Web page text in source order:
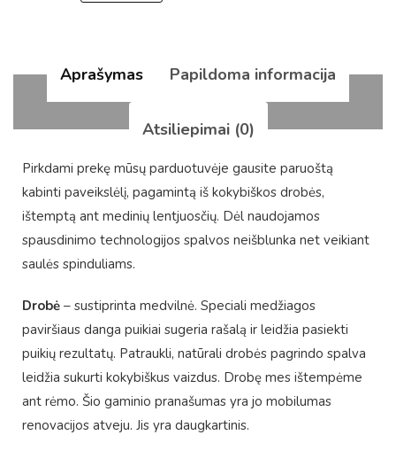
Aprašymas Papildoma informacija
Atsiliepimai (0)
Pirkdami prekę mūsų parduotuvėje gausite paruoštą
kabinti paveikslėlį, pagamintą iš kokybiškos drobės,
ištemptą ant medinių lentjuosčių. Dėl naudojamos
spausdinimo technologijos spalvos neišblunka net veikiant
saulės spinduliams.
Drobė – sustiprinta medvilnė. Speciali medžiagos
paviršiaus danga puikiai sugeria rašalą ir leidžia pasiekti
puikių rezultatų. Patraukli, natūrali drobės pagrindo spalva
leidžia sukurti kokybiškus vaizdus. Drobę mes ištempėme
ant rėmo. Šio gaminio pranašumas yra jo mobilumas
renovacijos atveju. Jis yra daugkartinis.